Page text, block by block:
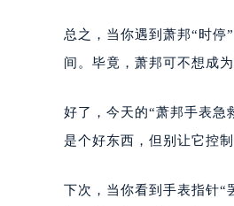
总之，当你遇到萧邦“时停
间。毕竟，萧邦可不想成
好了，今天的“萧邦手表急
是个好东西，但别让它控
下次，当你看到手表指针“